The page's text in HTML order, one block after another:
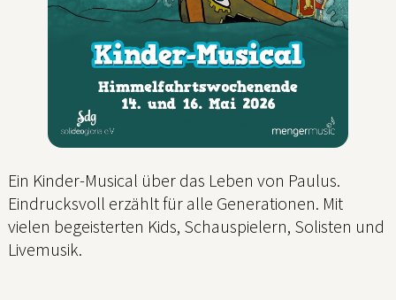
Ein Kinder-Musical über das Leben von Paulus.
Eindrucksvoll erzählt für alle Generationen. Mit
vielen begeisterten Kids, Schauspielern, Solisten und
Livemusik.